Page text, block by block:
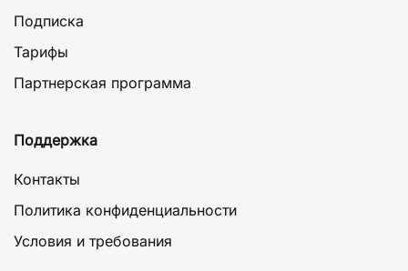
Подписка
Тарифы
Партнерская программа
Поддержка
Контакты
Политика конфиденциальности
Условия и требования